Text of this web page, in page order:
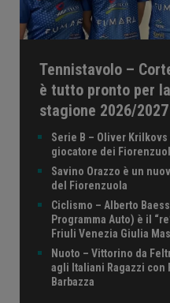
Tennistavolo –
è tutto pronto per
stagione 2026/2027
Serie B – Oliver
giocatore dei
Savino Orazzo è un
del Fiorenzuola
Ciclismo – Alberto
Programma Auto) è il
Friuli Venezia Giulia
Nuoto – Vittorino da
agli Italiani Ragazzi con
Barbazza